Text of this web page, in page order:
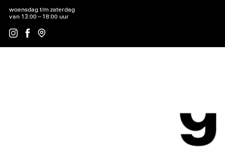
woensdag t/m zaterdag
van 13:00 – 18:00 uur